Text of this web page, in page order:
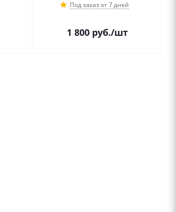
Под заказ от 7 дней
1 800руб./шт